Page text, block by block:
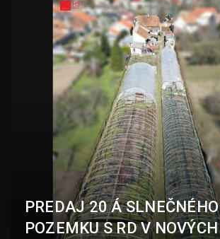
PREDAJ 20 Á SLNEČNÉHO
POZEMKU S RD V NOVÝCH